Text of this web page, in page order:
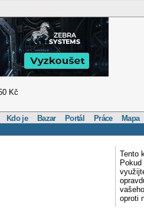
Kč
Kdo je Bazar Portál Práce Mapa
Tento
oproti